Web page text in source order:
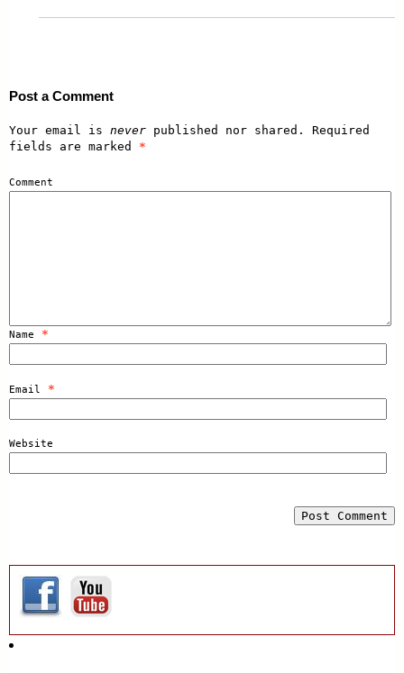
Post a Comment
Your email is never published nor shared. Required
fields are marked *
Comment
Name *
Email *
Website